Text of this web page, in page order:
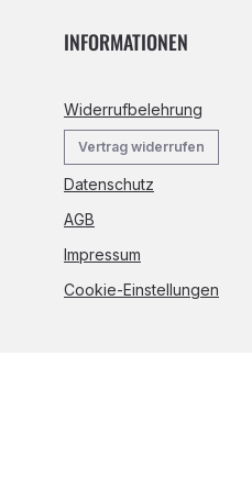
INFORMATIONEN
Widerrufbelehrung
Vertrag widerrufen
Datenschutz
AGB
Impressum
Cookie-Einstellungen